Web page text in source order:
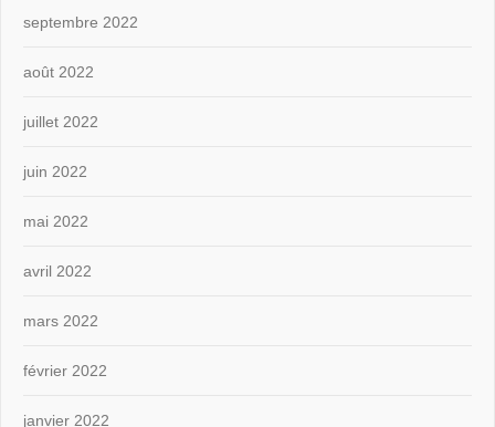
septembre 2022
août 2022
juillet 2022
juin 2022
mai 2022
avril 2022
mars 2022
février 2022
janvier 2022